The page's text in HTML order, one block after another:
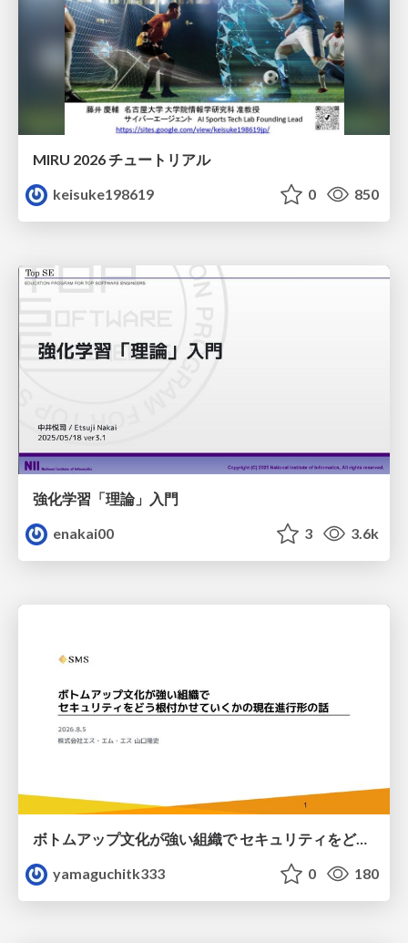
MIRU 2026 チュートリアル
keisuke198619
0 850
強化学習「理論」入門
enakai00
3 3.6k
ボトムアップ文化が強い組織で セキュリティをどう根付かせていくかの現在進行形の話 / Making Security Stick in a Bottom-Up Organization
yamaguchitk333
0 180